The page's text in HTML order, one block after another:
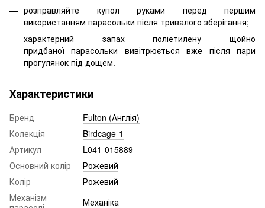
розправляйте купол руками перед першим
використанням парасольки після тривалого зберігання;
характерний запах поліетилену щойно
придбаної парасольки вивітрюється вже після пари
прогулянок під дощем.
Характеристики
Бренд
Fulton (Англія)
Колекція
Birdcage-1
Артикул
L041-015889
Основний колір
Рожевий
Колір
Рожевий
Механізм
Механіка